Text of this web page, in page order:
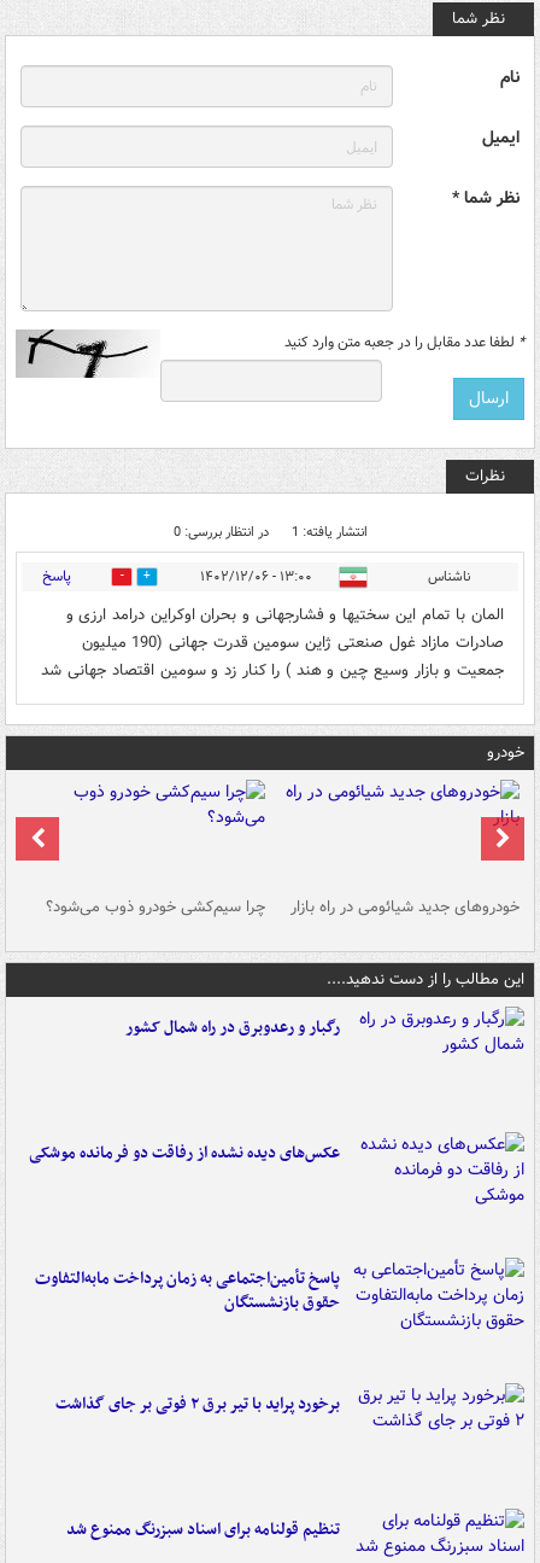
نظر شما
نام
ایمیل
نظر شما *
* لطفا عدد مقابل را در جعبه متن وارد کنید
نظرات
انتشار یافته: 1 در انتظار بررسی: 0
ناشناس ۱۳:۰۰ - ۱۴۰۲/۱۲/۰۶ 0 پاسخ
المان با تمام این سختیها و فشارجهانی و بحران اوکراین درامد ارزی و
صادرات مازاد غول صنعتی ژاین سومین قدرت جهانی (190 میلیون
جمعیت و بازار وسیع چین و هند ) را کنار زد و سومین اقتصاد جهانی شد
خودرو
خودروهای جدید شیائومی در راه بازار چرا سیم‌کشی خودرو ذوب می‌شود؟
این مطالب را از دست ندهید....
رگبار و رعدوبرق در راه شمال کشور
عکس‌های دیده نشده از رفاقت دو فرمانده‌ موشکی
پاسخ تأمین‌اجتماعی به زمان پرداخت مابه‌التفاوت
حقوق بازنشستگان
برخورد پراید با تیر برق ۲ فوتی بر جای گذاشت
تنظیم قولنامه برای اسناد سبزرنگ ممنوع شد